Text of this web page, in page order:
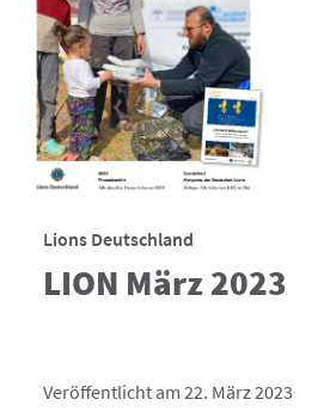
Lions Deutschland
LION März 2023
Veröffentlicht am 22. März 2023